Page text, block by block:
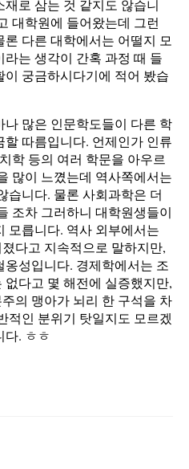
로 삼는 것 같지도 않습니
대학원에 들어왔는데 그런
다른 대학에서는 어떨지 모
는 생각이 간혹 과정 때 들
궁금하시다기에 적어 봤습
많은 인문학도들이 다른 학
따름입니다. 언제인가 인류
학 등의 여러 학문을 아우르
많이 느꼈는데 역사쪽에서는
습니다. 물론 사회과학은 더
조차 그러하니 대학원생들이
모릅니다. 역사 외부에서는
다고 지속적으로 말하지만,
성입니다. 경제학에서는 조
다고 몇 해전에 실증했지만,
의 맹아가 뇌리 한 구석을 차
적인 분위기 탓일지도 모르겠
다. ㅎㅎ